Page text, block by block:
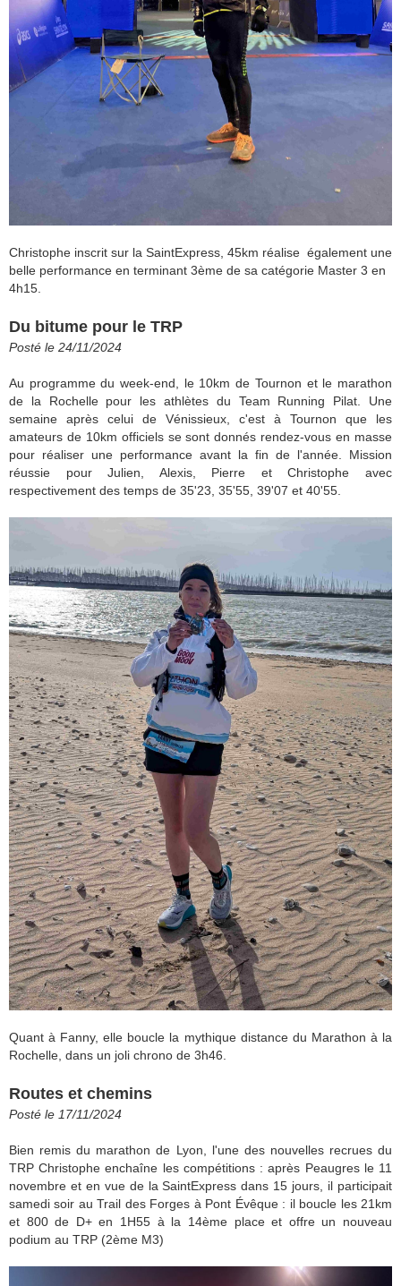
Christophe inscrit sur la SaintExpress, 45km réalise également une
belle performance en terminant 3ème de sa catégorie Master 3 en
4h15.
Du bitume pour le TRP
Posté le 24/11/2024
Au programme du week-end, le 10km de Tournon et le marathon
de la Rochelle pour les athlètes du Team Running Pilat. Une
semaine après celui de Vénissieux, c'est à Tournon que les
amateurs de 10km officiels se sont donnés rendez-vous en masse
pour réaliser une performance avant la fin de l'année. Mission
réussie pour Julien, Alexis, Pierre et Christophe avec
respectivement des temps de 35'23, 35'55, 39'07 et 40'55.
Quant à Fanny, elle boucle la mythique distance du Marathon à la
Rochelle, dans un joli chrono de 3h46.
Routes et chemins
Posté le 17/11/2024
Bien remis du marathon de Lyon, l'une des nouvelles recrues du
TRP Christophe enchaîne les compétitions : après Peaugres le 11
novembre et en vue de la SaintExpress dans 15 jours, il participait
samedi soir au Trail des Forges à Pont Évêque : il boucle les 21km
et 800 de D+ en 1H55 à la 14ème place et offre un nouveau
podium au TRP (2ème M3)